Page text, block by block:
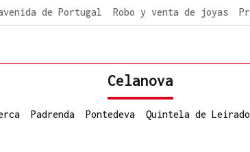
de Portugal Robo y venta de joyas
Celanova
Padrenda Pontedeva Quintela de Leirado